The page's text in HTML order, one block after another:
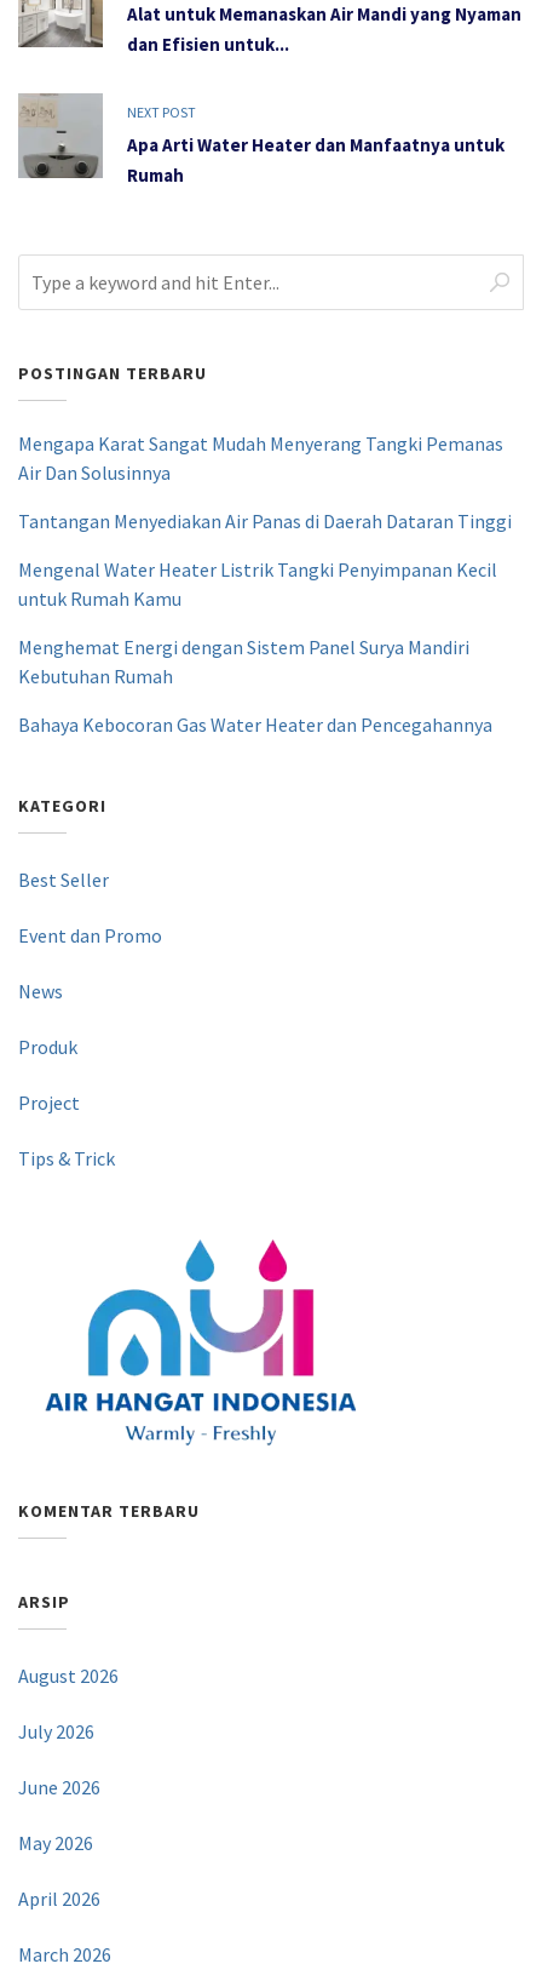
Alat untuk Memanaskan Air Mandi yang Nyaman
dan Efisien untuk...
NEXT POST
Apa Arti Water Heater dan Manfaatnya untuk
Rumah
POSTINGAN TERBARU
Mengapa Karat Sangat Mudah Menyerang Tangki Pemanas
Air Dan Solusinnya
Tantangan Menyediakan Air Panas di Daerah Dataran Tinggi
Mengenal Water Heater Listrik Tangki Penyimpanan Kecil
untuk Rumah Kamu
Menghemat Energi dengan Sistem Panel Surya Mandiri
Kebutuhan Rumah
Bahaya Kebocoran Gas Water Heater dan Pencegahannya
KATEGORI
Best Seller
Event dan Promo
News
Produk
Project
Tips & Trick
KOMENTAR TERBARU
ARSIP
August 2026
July 2026
June 2026
May 2026
April 2026
March 2026